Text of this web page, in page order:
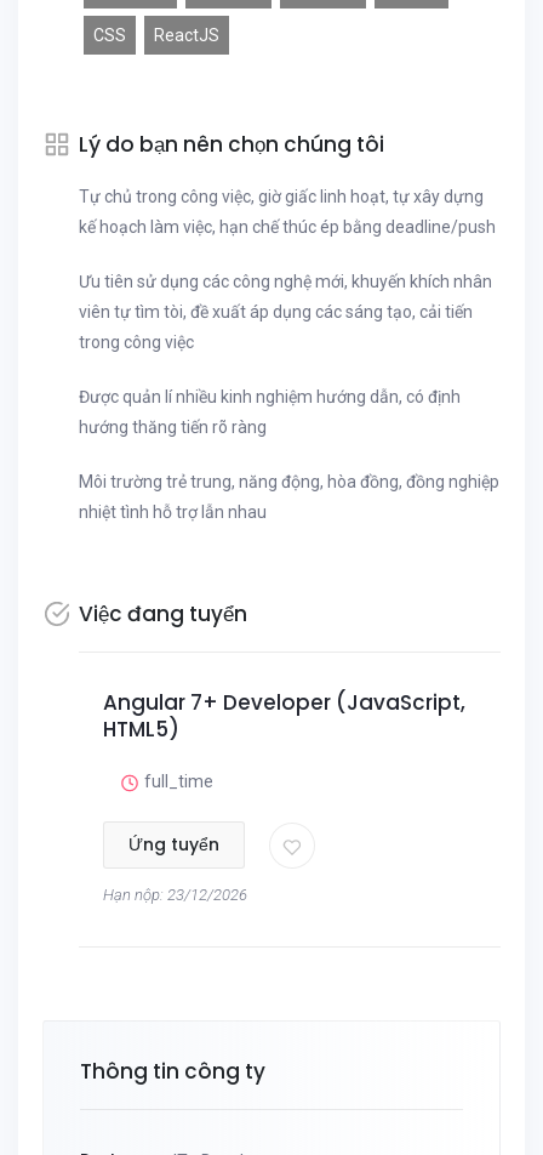
CSS ReactJS
Lý do bạn nên chọn chúng tôi
Tự chủ trong công việc, giờ giấc linh hoạt, tự xây dựng
kế hoạch làm việc, hạn chế thúc ép bằng deadline/push
Ưu tiên sử dụng các công nghệ mới, khuyến khích nhân
viên tự tìm tòi, đề xuất áp dụng các sáng tạo, cải tiến
trong công việc
Được quản lí nhiều kinh nghiệm hướng dẫn, có định
hướng thăng tiến rõ ràng
Môi trường trẻ trung, năng động, hòa đồng, đồng nghiệp
nhiệt tình hỗ trợ lẫn nhau
Việc đang tuyển
Angular 7+ Developer (JavaScript,
HTML5)
full_time
Ứng tuyển
Hạn nộp: 23/12/2026
Thông tin công ty